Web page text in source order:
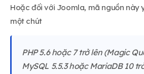
Hoặc đối với Joomla, mã nguồn này
một chút
PHP 5.6 hoặc 7 trở lên (Magic
MySQL 5.5.3 hoặc MariaDB 10